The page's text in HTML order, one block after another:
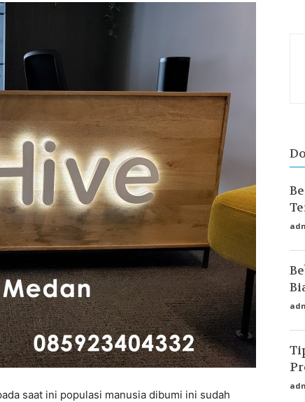
saat ini populasi manusia dibumi ini sudah